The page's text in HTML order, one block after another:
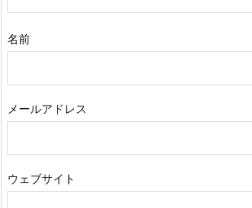
名前
メールアドレス
ウェブサイト